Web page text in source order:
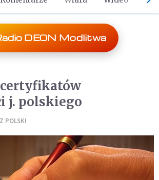
DEON Modlitwa
certyfikatów
j. polskiego
POLSKI